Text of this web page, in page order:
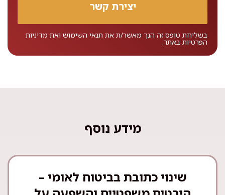
בשליחת טופס זה הנך מאשר/ת את תנאי השימוש ואת מדיניות
הפרטיות באתר.
מידע נוסף
שינוי כתובת בביטוח לאומי –